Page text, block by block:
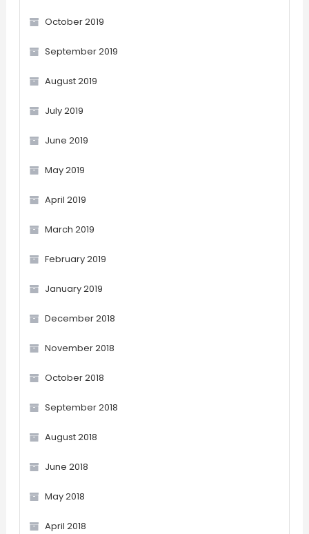
October 2019
September 2019
August 2019
July 2019
June 2019
May 2019
April 2019
March 2019
February 2019
January 2019
December 2018
November 2018
October 2018
September 2018
August 2018
June 2018
May 2018
April 2018